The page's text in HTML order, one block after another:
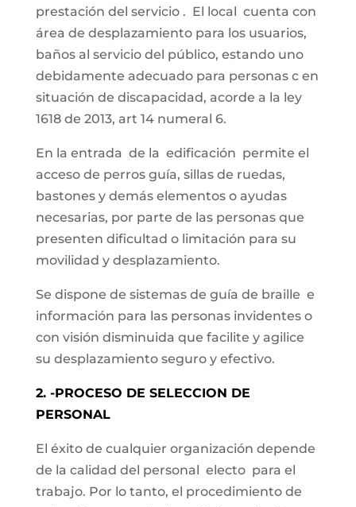
prestación del servicio . El local cuenta con
área de desplazamiento para los usuarios,
baños al servicio del público, estando uno
debidamente adecuado para personas c en
situación de discapacidad, acorde a la ley
1618 de 2013, art 14 numeral 6.
En la entrada de la edificación permite el
acceso de perros guía, sillas de ruedas,
bastones y demás elementos o ayudas
necesarias, por parte de las personas que
presenten dificultad o limitación para su
movilidad y desplazamiento.
Se dispone de sistemas de guía de braille e
información para las personas invidentes o
con visión disminuida que facilite y agilice
su desplazamiento seguro y efectivo.
2. -PROCESO DE SELECCION DE
PERSONAL
El éxito de cualquier organización depende
de la calidad del personal electo para el
trabajo. Por lo tanto, el procedimiento de